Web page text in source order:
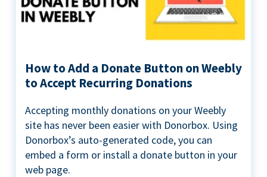
How to Add a Donate Button on Weebly
to Accept Recurring Donations
Accepting monthly donations on your Weebly
site has never been easier with Donorbox. Using
Donorbox’s auto-generated code, you can
embed a form or install a donate button in your
web page.